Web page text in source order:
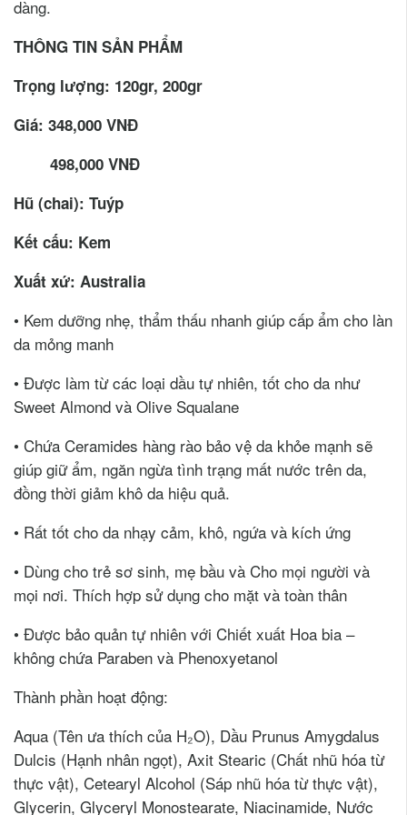
dàng.
THÔNG TIN SẢN PHẨM
Trọng lượng: 120gr, 200gr
Giá: 348,000 VNĐ
498,000 VNĐ
Hũ (chai): Tuýp
Kết cấu: Kem
Xuất xứ: Australia
• Kem dưỡng nhẹ, thẩm thấu nhanh giúp cấp ẩm cho làn
da mỏng manh
• Được làm từ các loại dầu tự nhiên, tốt cho da như
Sweet Almond và Olive Squalane
• Chứa Ceramides hàng rào bảo vệ da khỏe mạnh sẽ
giúp giữ ẩm, ngăn ngừa tình trạng mất nước trên da,
đồng thời giảm khô da hiệu quả.
• Rất tốt cho da nhạy cảm, khô, ngứa và kích ứng
• Dùng cho trẻ sơ sinh, mẹ bầu và Cho mọi người và
mọi nơi. Thích hợp sử dụng cho mặt và toàn thân
• Được bảo quản tự nhiên với Chiết xuất Hoa bia –
không chứa Paraben và Phenoxyetanol
Thành phần hoạt động:
Aqua (Tên ưa thích của H₂O), Dầu Prunus Amygdalus
Dulcis (Hạnh nhân ngọt), Axit Stearic (Chất nhũ hóa từ
thực vật), Cetearyl Alcohol (Sáp nhũ hóa từ thực vật),
Glycerin, Glyceryl Monostearate, Niacinamide, Nước